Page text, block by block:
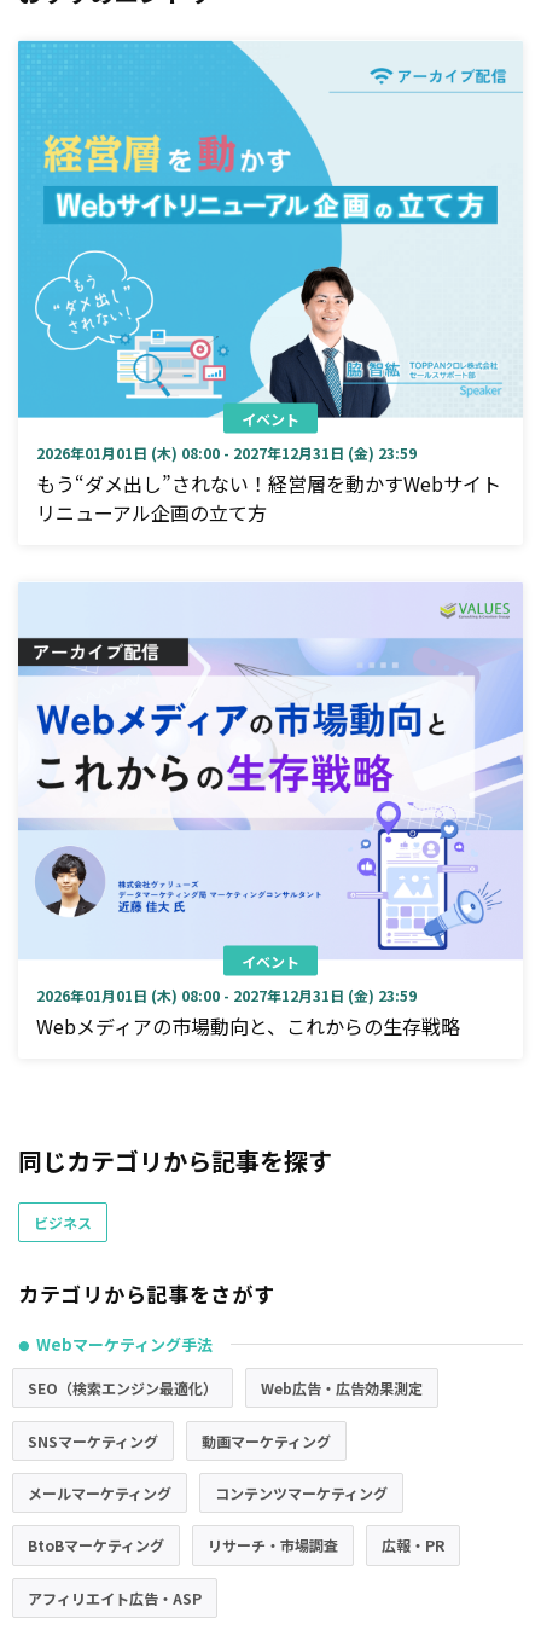
イベント
2026年01月01日 (木) 08:00 - 2027年12月31日 (金) 23:59
もう“ダメ出し”されない！経営層を動かすWebサイト
リニューアル企画の立て方
イベント
2026年01月01日 (木) 08:00 - 2027年12月31日 (金) 23:59
Webメディアの市場動向と、これからの生存戦略
同じカテゴリから記事を探す
ビジネス
カテゴリから記事をさがす
● Webマーケティング手法
SEO（検索エンジン最適化） Web広告・広告効果測定
SNSマーケティング 動画マーケティング
メールマーケティング コンテンツマーケティング
BtoBマーケティング リサーチ・市場調査 広報・PR
アフィリエイト広告・ASP